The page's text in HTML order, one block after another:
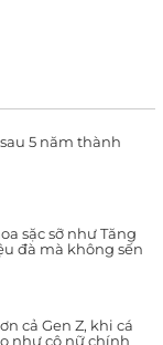
5 năm thành
sặc sỡ như Tăng
đà mà không sến
cả Gen Z, khi cá
như cô nữ chính